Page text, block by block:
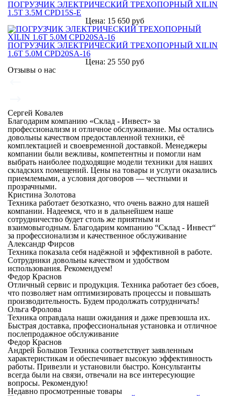
ПОГРУЗЧИК ЭЛЕКТРИЧЕСКИЙ ТРЕХОПОРНЫЙ XILIN
1.5Т 3.5М CPD15S-E
Цена: 15 650 руб
ПОГРУЗЧИК ЭЛЕКТРИЧЕСКИЙ ТРЕХОПОРНЫЙ XILIN
1.6Т 5.0М CPD20SA-16
Цена: 25 550 руб
Отзывы о нас
Сергей Ковалев
Благодарим компанию «Склад - Инвест» за
профессионализм и отличное обслуживание. Мы остались
довольны качеством предоставленной техники, её
комплектацией и своевременной доставкой. Менеджеры
компании были вежливы, компетентны и помогли нам
выбрать наиболее подходящие модели техники для наших
складских помещений. Цены на товары и услуги оказались
приемлемыми, а условия договоров — честными и
прозрачными.
Кристина Золотова
Техника работает безотказно, что очень важно для нашей
компании. Надеемся, что и в дальнейшем наше
сотрудничество будет столь же приятным и
взаимовыгодным. Благодарим компанию “Склад - Инвест“
за профессионализм и качественное обслуживание
Александр Фирсов
Техника показала себя надёжной и эффективной в работе.
Сотрудники довольны качеством и удобством
использования. Рекомендуем!
Федор Краснов
Отличный сервис и продукция. Техника работает без сбоев,
что позволяет нам оптимизировать процессы и повышать
производительность. Будем продолжать сотрудничать!
Ольга Фролова
Техника оправдала наши ожидания и даже превзошла их.
Быстрая доставка, профессиональная установка и отличное
послепродажное обслуживание
Федор Краснов
Андрей Большов Техника соответствует заявленным
характеристикам и обеспечивает высокую эффективность
работы. Привезли и установили быстро. Консультанты
всегда были на связи, отвечали на все интересующие
вопросы. Рекомендую!
Недавно просмотренные товары